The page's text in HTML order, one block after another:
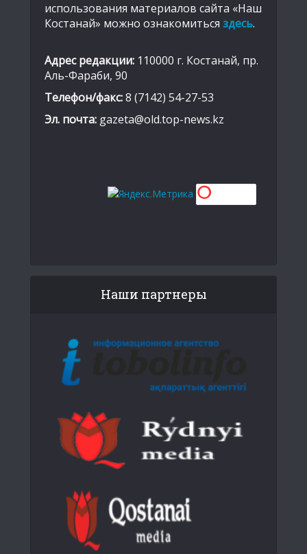
использования материалов сайта «Наш
Костанай» можно ознакомиться здесь.
Адрес редакции: 110000 г. Костанай, пр.
Аль-Фараби, 90
Телефон/факс:8 (7142) 54-27-53
Эл. почта: gazeta@old.top-news.kz
Наши партнеры